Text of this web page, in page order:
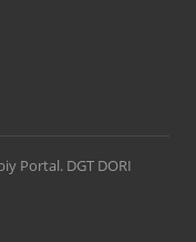
Portal. DGT DORI